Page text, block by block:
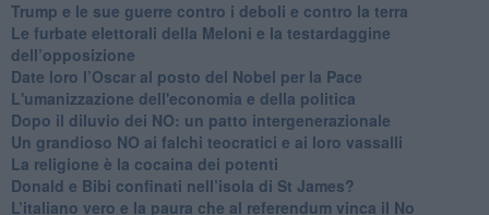
Trump e le sue guerre contro i deboli e contro la terra
​Le furbate elettorali della Meloni e la testardaggine
dell’opposizione
​Date loro l’Oscar al posto del Nobel per la Pace
L'umanizzazione dell'economia e della politica
​Dopo il diluvio dei NO: un patto intergenerazionale
​Un grandioso NO ai falchi teocratici e ai loro vassalli
La religione è la cocaina dei potenti
Donald e Bibi confinati nell’isola di St James?
L’italiano vero e la paura che al referendum vinca il No